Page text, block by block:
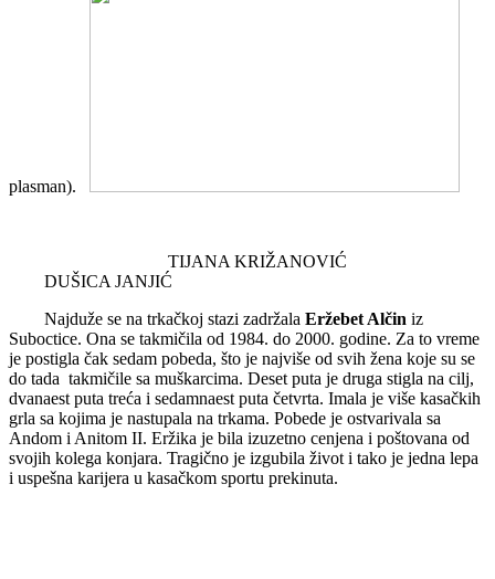
plasman).
TIJANA KRIŽANOVIĆ
DUŠICA JANJIĆ
Najduže se na trkačkoj stazi zadržala Eržebet Alčin iz
Suboctice. Ona se takmičila od 1984. do 2000. godine. Za to vreme
je postigla čak sedam pobeda, što je najviše od svih žena koje su se
do tada takmičile sa muškarcima. Deset puta je druga stigla na cilj,
dvanaest puta treća i sedamnaest puta četvrta. Imala je više kasačkih
grla sa kojima je nastupala na trkama. Pobede je ostvarivala sa
Andom i Anitom II. Eržika je bila izuzetno cenjena i poštovana od
svojih kolega konjara. Tragično je izgubila život i tako je jedna lepa
i uspešna karijera u kasačkom sportu prekinuta.